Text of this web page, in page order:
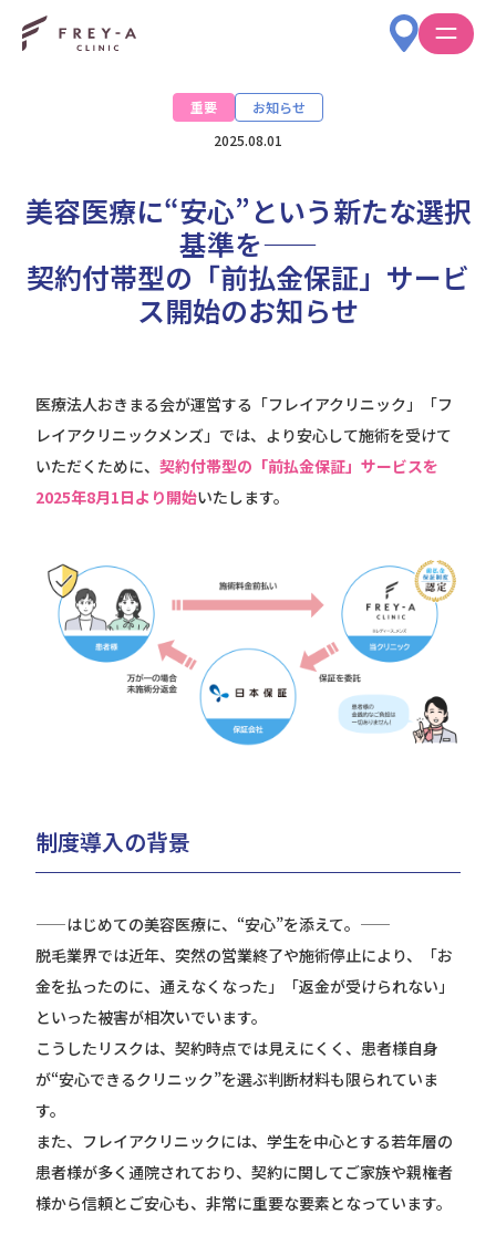
重要
お知らせ
2025.08.01
美容医療に“安心”という新たな選択
基準を——
契約付帯型の「前払金保証」サービ
ス開始のお知らせ
医療法人おきまる会が運営する「フレイアクリニック」「フ
レイアクリニックメンズ」では、より安心して施術を受けて
いただくために、 契約付帯型の「前払金保証」サービスを
2025年8月1日より開始いたします。
制度導入の背景
——はじめての美容医療に、“安心”を添えて。——
脱毛業界では近年、突然の営業終了や施術停止により、「お
金を払ったのに、通えなくなった」「返金が受けられない」
といった被害が相次いでいます。
こうしたリスクは、契約時点では見えにくく、患者様自身
が“安心できるクリニック”を選ぶ判断材料も限られていま
す。
また、フレイアクリニックには、学生を中心とする若年層の
患者様が多く通院されており、契約に関してご家族や親権者
様から信頼とご安心も、非常に重要な要素となっています。